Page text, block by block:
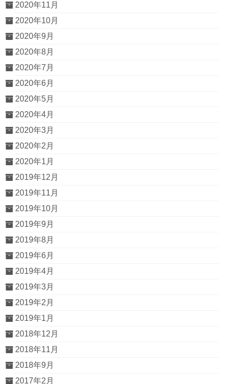
2020年11月
2020年10月
2020年9月
2020年8月
2020年7月
2020年6月
2020年5月
2020年4月
2020年3月
2020年2月
2020年1月
2019年12月
2019年11月
2019年10月
2019年9月
2019年8月
2019年6月
2019年4月
2019年3月
2019年2月
2019年1月
2018年12月
2018年11月
2018年9月
2017年2月